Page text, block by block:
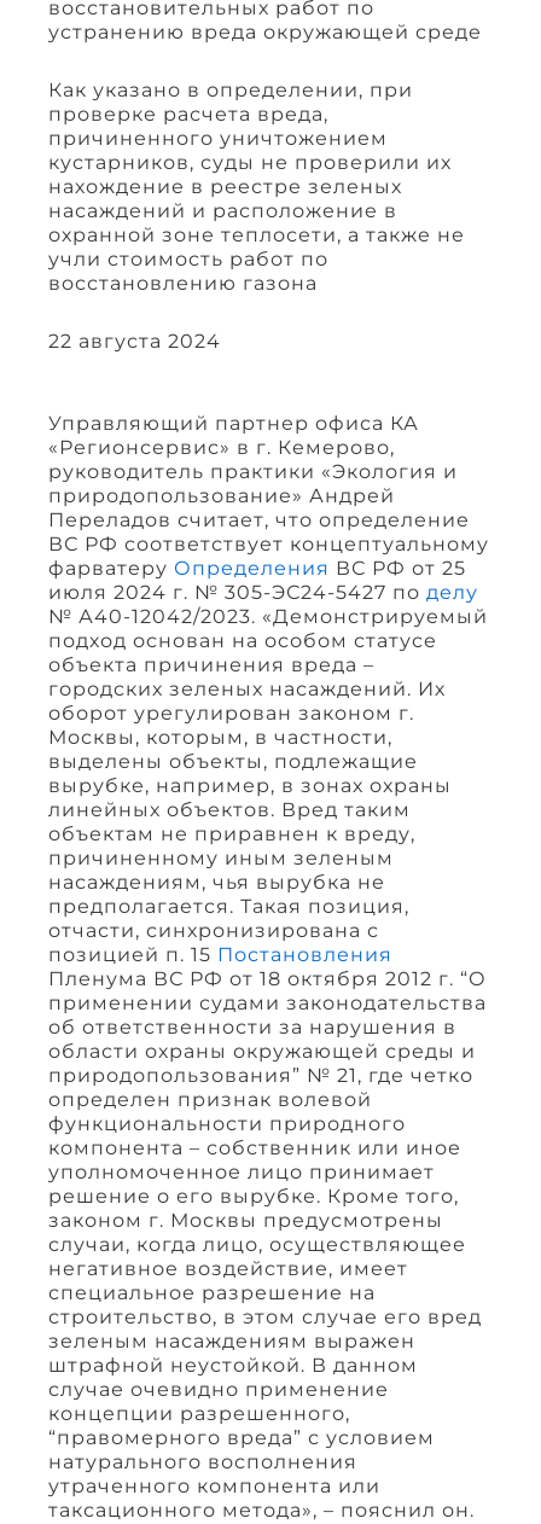
восстановительных работ по
устранению вреда окружающей среде
Как указано в определении, при
проверке расчета вреда,
причиненного уничтожением
кустарников, суды не проверили их
нахождение в реестре зеленых
насаждений и расположение в
охранной зоне теплосети, а также не
учли стоимость работ по
восстановлению газона
22 августа 2024
Управляющий партнер офиса КА
«Регионсервис» в г. Кемерово,
руководитель практики «Экология и
природопользование» Андрей
Переладов считает, что определение
ВС РФ соответствует концептуальному
фарватеру Определения ВС РФ от 25
июля 2024 г. № 305-ЭС24-5427 по делу
№ А40-12042/2023. «Демонстрируемый
подход основан на особом статусе
объекта причинения вреда –
городских зеленых насаждений. Их
оборот урегулирован законом г.
Москвы, которым, в частности,
выделены объекты, подлежащие
вырубке, например, в зонах охраны
линейных объектов. Вред таким
объектам не приравнен к вреду,
причиненному иным зеленым
насаждениям, чья вырубка не
предполагается. Такая позиция,
отчасти, синхронизирована с
позицией п. 15 Постановления
Пленума ВС РФ от 18 октября 2012 г. “О
применении судами законодательства
об ответственности за нарушения в
области охраны окружающей среды и
природопользования” № 21, где четко
определен признак волевой
функциональности природного
компонента – собственник или иное
уполномоченное лицо принимает
решение о его вырубке. Кроме того,
законом г. Москвы предусмотрены
случаи, когда лицо, осуществляющее
негативное воздействие, имеет
специальное разрешение на
строительство, в этом случае его вред
зеленым насаждениям выражен
штрафной неустойкой. В данном
случае очевидно применение
концепции разрешенного,
“правомерного вреда” с условием
натурального восполнения
утраченного компонента или
таксационного метода», – пояснил он.